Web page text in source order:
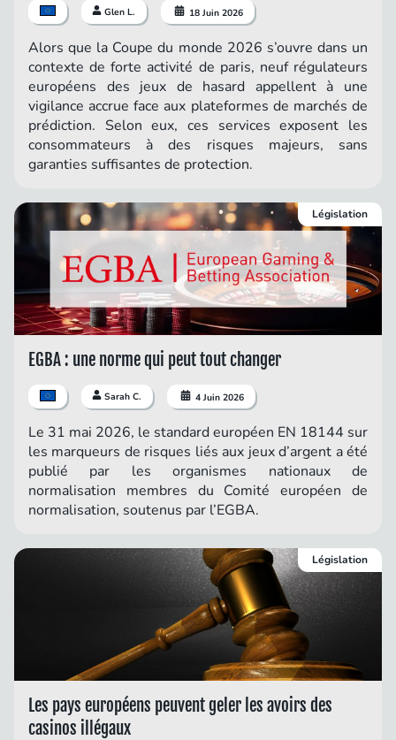
Glen L. 18 Juin 2026
Alors que la Coupe du monde 2026 s’ouvre dans un
contexte de forte activité de paris, neuf régulateurs
européens des jeux de hasard appellent à une
vigilance accrue face aux plateformes de marchés de
prédiction. Selon eux, ces services exposent les
consommateurs à des risques majeurs, sans
garanties suffisantes de protection.
EGBA : une norme qui peut tout changer
Sarah C. 4 Juin 2026
Le 31 mai 2026, le standard européen EN 18144 sur
les marqueurs de risques liés aux jeux d’argent a été
publié par les organismes nationaux de
normalisation membres du Comité européen de
normalisation, soutenus par l’EGBA.
Législation
Les pays européens peuvent geler les avoirs des
casinos illégaux
Législation